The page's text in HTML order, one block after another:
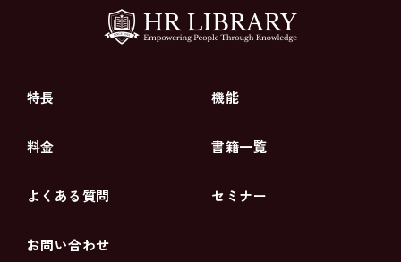
特長 機能
料金 書籍一覧
よくある質問 セミナー
お問い合わせ